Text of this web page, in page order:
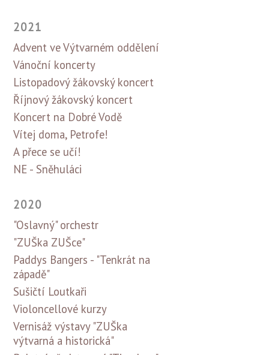
2021
Advent ve Výtvarném oddělení
Vánoční koncerty
Listopadový žákovský koncert
Říjnový žákovský koncert
Koncert na Dobré Vodě
Vítej doma, Petrofe!
A přece se učí!
NE - Sněhuláci
2020
"Oslavný" orchestr
"ZUŠka ZUŠce"
Paddys Bangers - "Tenkrát na
západě"
Sušičtí Loutkaři
Violoncellové kurzy
Vernisáž výstavy "ZUŠka
výtvarná a historická"